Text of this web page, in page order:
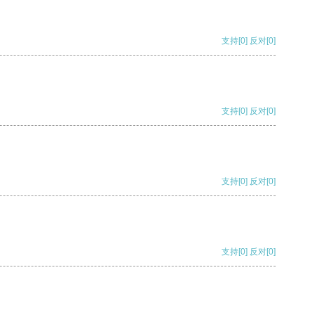
支持[0] 反对[0]
支持[0] 反对[0]
支持[0] 反对[0]
支持[0] 反对[0]